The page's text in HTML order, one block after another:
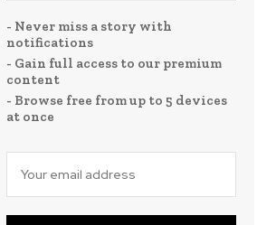
- Never miss a story with
notifications
- Gain full access to our premium
content
- Browse free from up to 5 devices
at once